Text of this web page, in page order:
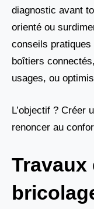
diagnostic avant
orienté ou
conseils
boîtiers
usages, ou
L’objectif ? Créer
renoncer au
Travaux